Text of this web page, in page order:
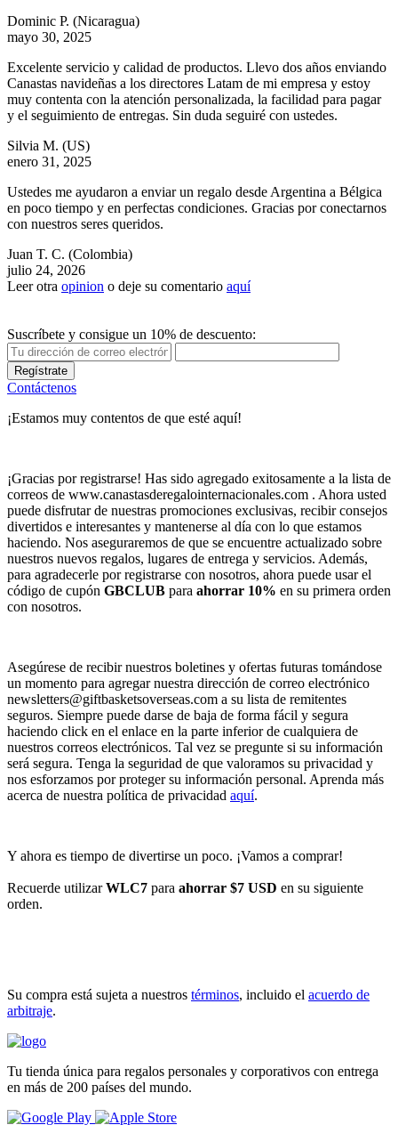
Dominic P. (Nicaragua)
mayo 30, 2025
Excelente servicio y calidad de productos. Llevo dos años enviando
Canastas navideñas a los directores Latam de mi empresa y estoy
muy contenta con la atención personalizada, la facilidad para pagar
y el seguimiento de entregas. Sin duda seguiré con ustedes.
Silvia M. (US)
enero 31, 2025
Ustedes me ayudaron a enviar un regalo desde Argentina a Bélgica
en poco tiempo y en perfectas condiciones. Gracias por conectarnos
con nuestros seres queridos.
Juan T. C. (Colombia)
julio 24, 2026
Leer otra opinion o deje su comentario aquí
Suscríbete y consigue un 10% de descuento:
Regístrate
Contáctenos
¡Estamos muy contentos de que esté aquí!
¡Gracias por registrarse! Has sido agregado exitosamente a la lista de
correos de www.canastasderegalointernacionales.com . Ahora usted
puede disfrutar de nuestras promociones exclusivas, recibir consejos
divertidos e interesantes y mantenerse al día con lo que estamos
haciendo. Nos aseguraremos de que se encuentre actualizado sobre
nuestros nuevos regalos, lugares de entrega y servicios. Además,
para agradecerle por registrarse con nosotros, ahora puede usar el
código de cupón GBCLUB para ahorrar 10% en su primera orden
con nosotros.
Asegúrese de recibir nuestros boletines y ofertas futuras tomándose
un momento para agregar nuestra dirección de correo electrónico
newsletters@giftbasketsoverseas.com a su lista de remitentes
seguros. Siempre puede darse de baja de forma fácil y segura
haciendo click en el enlace en la parte inferior de cualquiera de
nuestros correos electrónicos. Tal vez se pregunte si su información
será segura. Tenga la seguridad de que valoramos su privacidad y
nos esforzamos por proteger su información personal. Aprenda más
acerca de nuestra política de privacidad aquí.
Y ahora es tiempo de divertirse un poco. ¡Vamos a comprar!
Recuerde utilizarWLC7 para ahorrar $7 USD en su siguiente
orden.
Su compra está sujeta a nuestros términos, incluido el acuerdo de
arbitraje.
Tu tienda única para regalos personales y corporativos con entrega
en más de 200 países del mundo.